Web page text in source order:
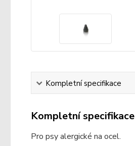
Kompletní specifikace
Kompletní specifikace
Pro psy alergické na ocel.